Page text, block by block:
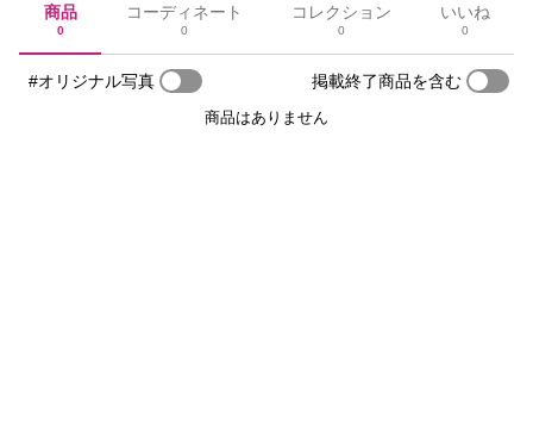
商品
0
コーディネート
0
コレクション
0
いいね
0
#オリジナル写真 掲載終了商品を含む
商品はありません